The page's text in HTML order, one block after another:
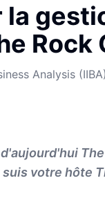
Rock
Analysis (IIBA)
votre hôte